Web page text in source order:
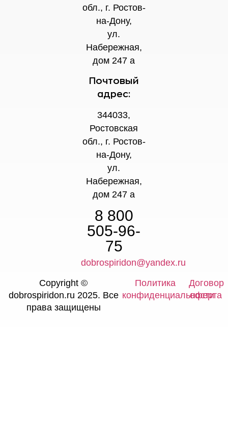
обл., г. Ростов-
на-Дону,
ул.
Набережная,
дом 247 а
Почтовый
адрес:
344033,
Ростовская
обл., г. Ростов-
на-Дону,
ул.
Набережная,
дом 247 а
8 800
505-96-
75
dobrospiridon@yandex.ru
Copyright ©
dobrospiridon.ru 2025. Все
права защищены
Политика
конфиденциальности
Договор
оферта